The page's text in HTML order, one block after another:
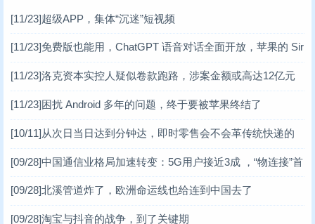
[11/23]超级APP，集体“沉迷”短视频
[11/23]免费版也能用，ChatGPT 语音对话全面开放，苹果的 Sir
[11/23]洛克资本实控人疑似卷款跑路，涉案金额或高达12亿元
[11/23]困扰 Android 多年的问题，终于要被苹果终结了
[10/11]从次日当日达到分钟达，即时零售会不会革传统快递的
[09/28]中国通信业格局加速转变：5G用户接近3成 ，“物连接”首
超“人连接”
[09/28]北溪管道炸了，欧洲命运线也给连到中国去了
[09/28]淘宝与抖音的战争，到了关键期